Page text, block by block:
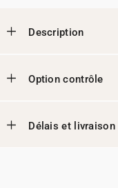
Description
Option contrôle
Délais et livraison